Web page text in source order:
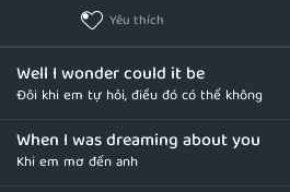
Yêu thích
Well I wonder could it be
Đôi khi em tự hỏi, điều đó có thể không
When I was dreaming about you
Khi em mơ đến anh